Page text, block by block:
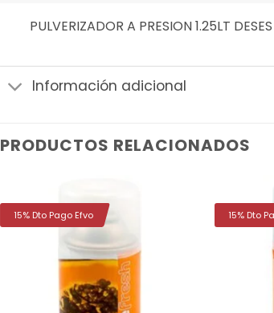
PULVERIZADOR A PRESION 1.25LT
Información adicional
PRODUCTOS RELACIONADOS
15% Dto Pago Efvo 15% Dto